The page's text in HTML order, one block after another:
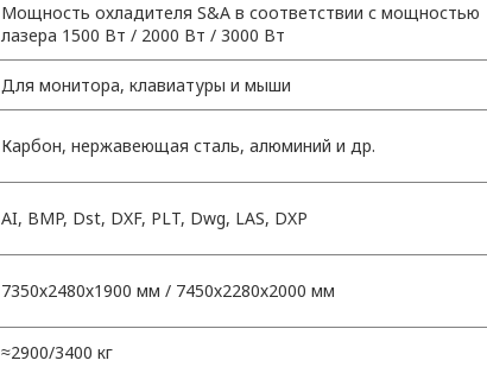
Мощность охладителя S&A в соответствии с мощностью
лазера 1500 Вт / 2000 Вт / 3000 Вт
Для монитора, клавиатуры и мыши
Карбон, нержавеющая сталь, алюминий и др.
AI, BMP, Dst, DXF, PLT, Dwg, LAS, DXP
7350х2480х1900 мм / 7450х2280х2000 мм
≈2900/3400 кг